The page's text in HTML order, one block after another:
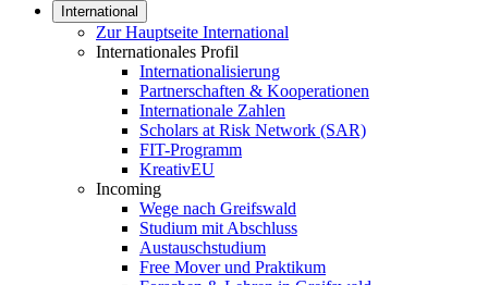
International
Zur Hauptseite International
Internationales Profil
Internationalisierung
Partnerschaften & Kooperationen
Internationale Zahlen
Scholars at Risk Network (SAR)
FIT-Programm
KreativEU
Incoming
Wege nach Greifswald
Studium mit Abschluss
Austauschstudium
Free Mover und Praktikum